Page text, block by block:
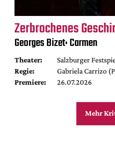
Zerbrochenes
Georges Bizet: Carmen
Theater:
Salzburger
Regie:
Gabriela Carrizo
Premiere:
26.07.2026
Mehr